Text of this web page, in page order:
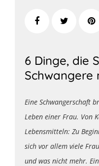
6 Dinge, die
Schwangere
Eine Schwangerschaft
Leben einer Frau. Von
Lebensmitteln: Zu
sich vor allem viele
und was nicht mehr.